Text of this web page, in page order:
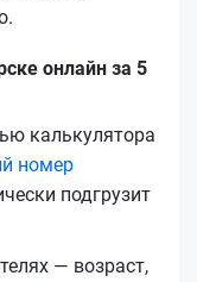
онлайн за 5
калькулятора
номер
подгрузит
— возраст,